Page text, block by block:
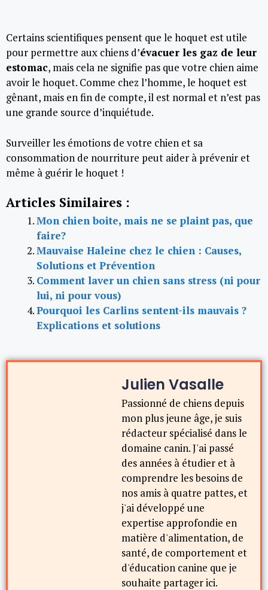
Certains scientifiques pensent que le hoquet est utile
pour permettre aux chiens d’évacuer les gaz de leur
estomac, mais cela ne signifie pas que votre chien aime
avoir le hoquet. Comme chez l’homme, le hoquet est
gênant, mais en fin de compte, il est normal et n’est pas
une grande source d’inquiétude.
Surveiller les émotions de votre chien et sa
consommation de nourriture peut aider à prévenir et
même à guérir le hoquet !
Articles Similaires :
Mon chien boite, mais ne se plaint pas, que
faire?
Mauvaise Haleine chez le chien : Causes,
Solutions et Prévention
Comment laver un chien sans stress (ni pour
lui, ni pour vous)
Pourquoi les Carlins sentent-ils mauvais ?
Explications et solutions
Julien Vasalle
Passionné de chiens depuis
mon plus jeune âge, je suis
rédacteur spécialisé dans le
domaine canin. J'ai passé
des années à étudier et à
comprendre les besoins de
nos amis à quatre pattes, et
j'ai développé une
expertise approfondie en
matière d'alimentation, de
santé, de comportement et
d'éducation canine que je
souhaite partager ici.